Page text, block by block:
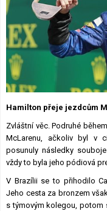
Hamilton přeje jezdcům
Zvláštní věc. Podruhé
McLarenu, ačkoliv byl v
posunuly následky
vždy to byla jeho pódiová
V Brazílii se to přihodilo
Jeho cesta za bronzem
s týmovým kolegou, potom